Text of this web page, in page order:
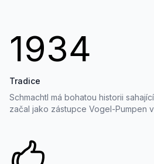
1934
Tradice
Schmachtl má bohatou historii
začal jako zástupce Vogel-Pumpen